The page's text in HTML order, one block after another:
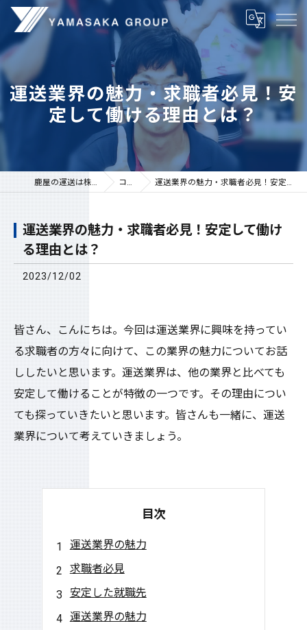
運送業界の魅力・求職者必見！安
定して働ける理由とは？
鹿屋の運送は株式会社山坂 コラム 運送業界の魅力・求職者必見！安定して働ける理由とは？
運送業界の魅力・求職者必見！安定して働け
る理由とは？
2023/12/02
皆さん、こんにちは。今回は運送業界に興味を持ってい
る求職者の方々に向けて、この業界の魅力についてお話
ししたいと思います。運送業界は、他の業界と比べても
安定して働けることが特徴の一つです。その理由につい
ても探っていきたいと思います。皆さんも一緒に、運送
業界について考えていきましょう。
目次
運送業界の魅力
求職者必見
安定した就職先
運送業界の魅力